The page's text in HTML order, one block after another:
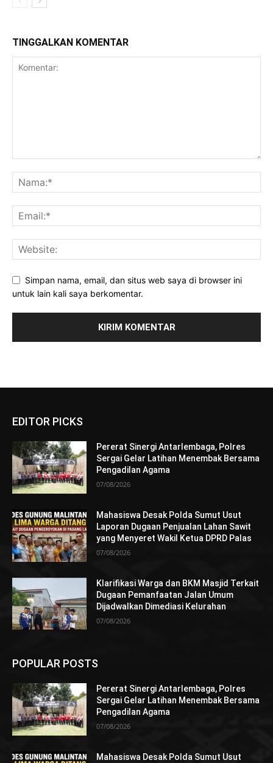
TINGGALKAN KOMENTAR
Simpan nama, email, dan situs web saya di browser ini
untuk lain kali saya berkomentar.
EDITOR PICKS
Pererat Sinergi Antarlembaga, Polres
Sergai Gelar Latihan Menembak Bersama
Pengadilan Agama
07/08/2026
Mahasiswa Desak Polda Sumut Usut
Laporan Dugaan Penjualan Lahan Sawit
yang Menyeret Wakil Ketua DPRD Palas
07/08/2026
Klarifikasi Warga dan BKM Masjid Terkait
Dugaan Pemanfaatan Jalan Umum
Dijadwalkan Dimediasi Kelurahan
07/08/2026
POPULAR POSTS
Pererat Sinergi Antarlembaga, Polres
Sergai Gelar Latihan Menembak Bersama
Pengadilan Agama
07/08/2026
Mahasiswa Desak Polda Sumut Usut